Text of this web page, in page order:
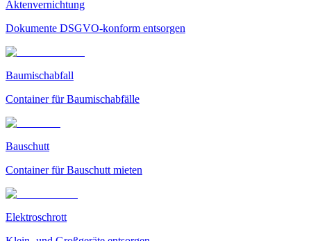
Aktenvernichtung
Dokumente DSGVO-konform entsorgen
Baumischabfall
Container für Baumischabfälle
Bauschutt
Container für Bauschutt mieten
Elektroschrott